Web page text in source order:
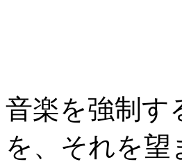
音楽を強制す
を、それを